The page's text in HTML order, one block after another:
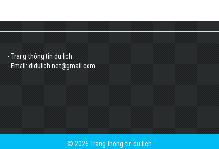
- Trang thông tin du lịch
- Email: didulich.net@gmail.com
© 2026 Trang thông tin du lịch